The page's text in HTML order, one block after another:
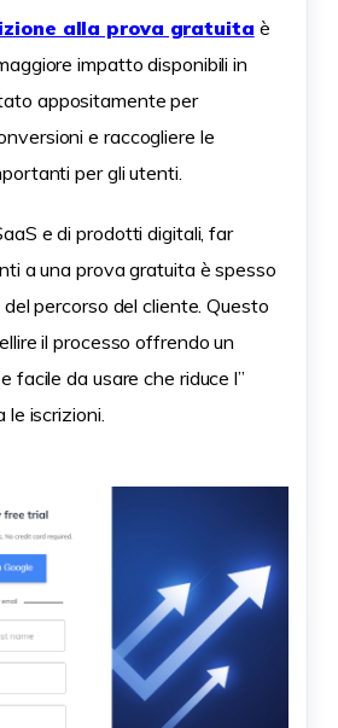
alla prova gratuita è
impatto disponibili in
appositamente per
e raccogliere le
per gli utenti.
e di prodotti digitali, far
a una prova gratuita è spesso
percorso del cliente. Questo
il processo offrendo un
facile da usare che riduce l”
le iscrizioni.